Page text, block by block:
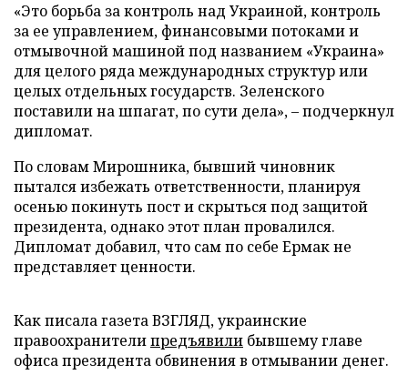
«Это борьба за контроль над Украиной, контроль
за ее управлением, финансовыми потоками и
отмывочной машиной под названием «Украина»
для целого ряда международных структур или
целых отдельных государств. Зеленского
поставили на шпагат, по сути дела», – подчеркнул
дипломат.
По словам Мирошника, бывший чиновник
пытался избежать ответственности, планируя
осенью покинуть пост и скрыться под защитой
президента, однако этот план провалился.
Дипломат добавил, что сам по себе Ермак не
представляет ценности.
Как писала газета ВЗГЛЯД, украинские
правоохранителипредъявили бывшему главе
офиса президента обвинения в отмывании денег.